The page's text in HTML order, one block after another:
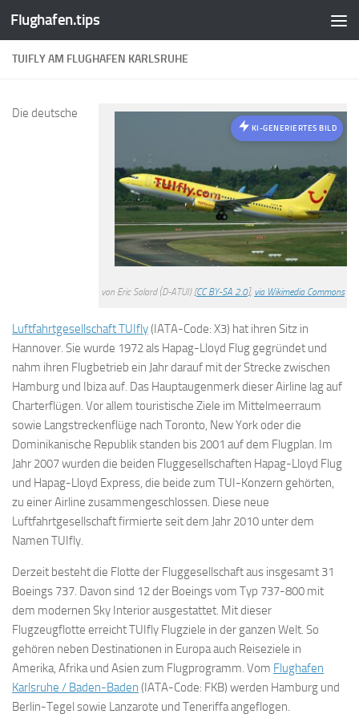
Zum Inhalt springen
Flughafen.tips
TUIFLY AM FLUGHAFEN KARLSRUHE
KI-GENERIERTES BILD
von Eric Salard (D-ATUI) [CC BY-SA 2.0], via Wikimedia Commons
Die deutsche
Luftfahrtgesellschaft TUIfly(IATA-Code: X3) hat ihren Sitz in
Hannover. Sie wurde 1972 als Hapag-Lloyd Flug gegründet und
nahm ihren Flugbetrieb ein Jahr darauf mit der Strecke zwischen
Hamburg und Ibiza auf. Das Hauptaugenmerk dieser Airline lag auf
Charterflügen. Vor allem touristische Ziele im Mittelmeerraum
sowie Langstreckenflüge nach Toronto, New York oder die
Dominikanische Republik standen bis 2001 auf dem Flugplan. Im
Jahr 2007 wurden die beiden Fluggesellschaften Hapag-Lloyd Flug
und Hapag-Lloyd Express, die beide zum TUI-Konzern gehörten,
zu einer Airline zusammengeschlossen. Diese neue
Luftfahrtgesellschaft firmierte seit dem Jahr 2010 unter dem
Namen TUIfly.
Derzeit besteht die Flotte der Fluggesellschaft aus insgesamt 31
Boeings 737. Davon sind 12 der Boeings vom Typ 737-800 mit
dem modernen Sky Interior ausgestattet. Mit dieser
Flugzeugflotte erreicht TUIfly Flugziele in der ganzen Welt. So
gehören neben Destinationen in Europa auch Reiseziele in
Amerika, Afrika und Asien zum Flugprogramm. Vom Flughafen
Karlsruhe / Baden-Baden (IATA-Code: FKB) werden Hamburg und
Berlin-Tegel sowie Lanzarote und Teneriffa angeflogen.